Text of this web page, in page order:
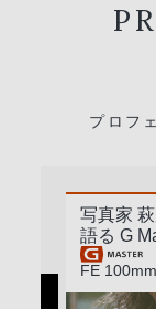
プロフ
写真家
語る G
FE